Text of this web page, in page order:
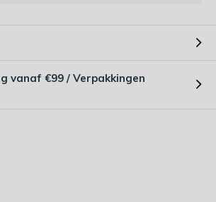
vanaf €99 / Verpakkingen